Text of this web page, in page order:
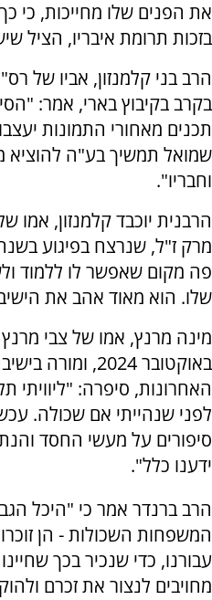
את הפנים שלו מחייכות, כי
בזכות תרומת איבריו, הציל
הרב בני קלמנזון, אביו של
בקרב בקיבוץ בארי, אמר:
תכנים מאחורי התמונות
שמואל תמשיך בע"ה להוציא
וחבריו".
הרבנית יוכבד קלמנזון, אמו
פה מקום שאפשר לו ללמוד
שלו. הוא מאוד אהב את
מינה מרנץ, אמו של צבי
באוקטובר 2024,
האחרונות, סיפרה: "ליוויתי
לפני שנהייתי אם שכולה.
סיפורים על מעשי החסד
ידענו כלל".
הרב ברנדר אמר כי "היכל
המשפחות השכולות - הן
עבורנו, כדי שנכיר בכך
מחויבים לנצור את זכרם